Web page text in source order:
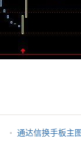
通达信换手板主